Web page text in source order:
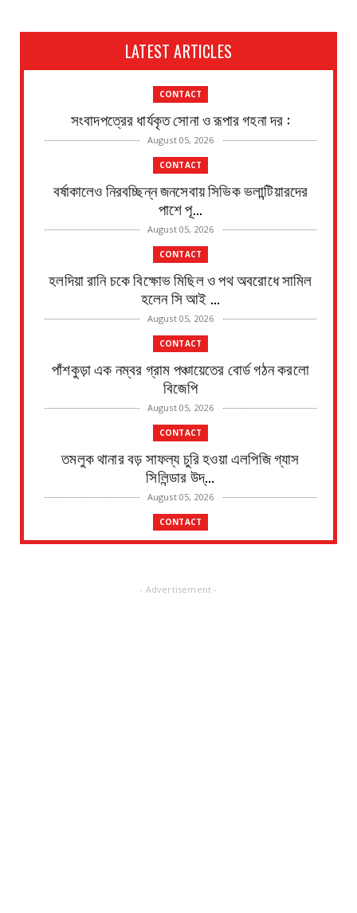
LATEST ARTICLES
CONTACT
সংবাদপত্রের ধার্যকৃত সোনা ও রূপার গহনা দর :
August 05, 2026
CONTACT
বর্ষাকালেও নিরবচ্ছিন্ন জনসেবায় সিভিক ভলান্টিয়ারদের
পাশে পূ...
August 05, 2026
CONTACT
হলদিয়া রানি চকে বিক্ষোভ মিছিল ও পথ অবরোধে সামিল
হলেন সি আই ...
August 05, 2026
CONTACT
পাঁশকুড়া এক নম্বর গ্রাম পঞ্চায়েতের বোর্ড গঠন করলো
বিজেপি
August 05, 2026
CONTACT
তমলুক থানার বড় সাফল্য চুরি হওয়া এলপিজি গ্যাস
সিলিন্ডার উদ্...
August 05, 2026
CONTACT
পাইপ লাইনের গ*র্তে পড়ে শিশুর মৃ*ত্যু, ঘটনাস্থলে
August 05, 2026
- Advertisement -